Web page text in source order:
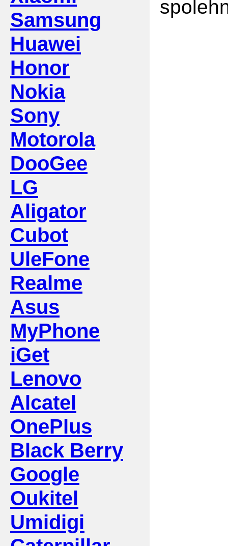
Samsung
Huawei
Honor
Nokia
Sony
Motorola
DooGee
LG
Aligator
Cubot
UleFone
Realme
Asus
MyPhone
iGet
Lenovo
Alcatel
OnePlus
Black Berry
Google
Oukitel
Umidigi